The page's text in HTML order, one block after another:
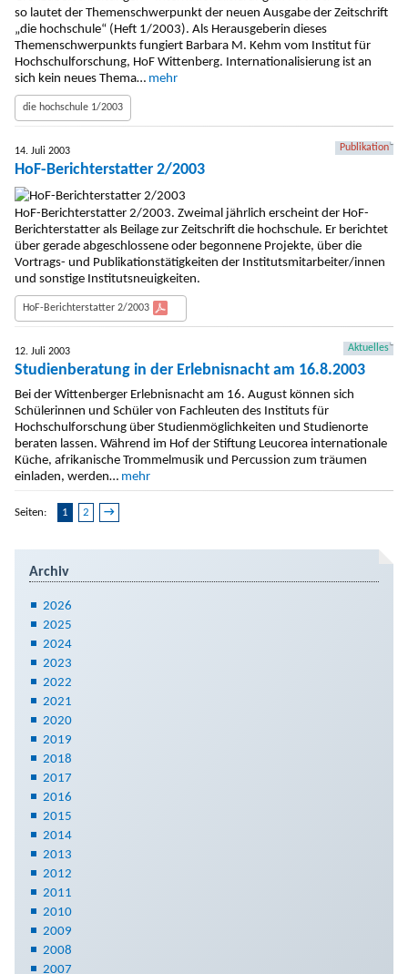
so lautet der Themenschwerpunkt der neuen Ausgabe der Zeitschrift
„die hochschule“ (Heft 1/2003). Als Herausgeberin dieses
Themenschwerpunkts fungiert Barbara M. Kehm vom Institut für
Hochschulforschung, HoF Wittenberg. Internationalisierung ist an
sich kein neues Thema… mehr
die hochschule 1/2003
14. Juli 2003 Publikation
HoF-Berichterstatter 2/2003
HoF-Berichterstatter 2/2003. Zweimal jährlich erscheint der HoF-
Berichterstatter als Beilage zur Zeitschrift die hochschule. Er berichtet
über gerade abgeschlossene oder begonnene Projekte, über die
Vortrags- und Publikationstätigkeiten der Institutsmitarbeiter/innen
und sonstige Institutsneuigkeiten.
HoF-Berichterstatter 2/2003
12. Juli 2003 Aktuelles
Studienberatung in der Erlebnisnacht am 16.8.2003
Bei der Wittenberger Erlebnisnacht am 16. August können sich
Schülerinnen und Schüler von Fachleuten des Instituts für
Hochschulforschung über Studienmöglichkeiten und Studienorte
beraten lassen. Während im Hof der Stiftung Leucorea internationale
Küche, afrikanische Trommelmusik und Percussion zum träumen
einladen, werden… mehr
Seiten: 1 2 →
Archiv
2026
2025
2024
2023
2022
2021
2020
2019
2018
2017
2016
2015
2014
2013
2012
2011
2010
2009
2008
2007